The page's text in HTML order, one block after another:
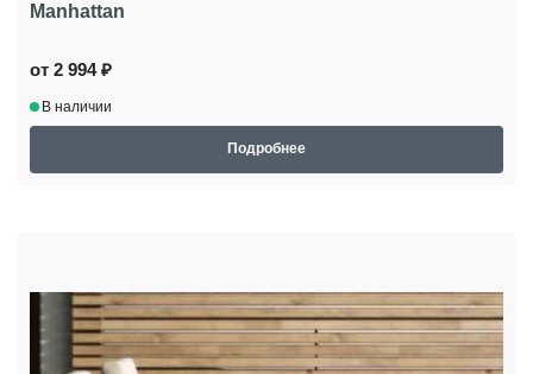
Manhattan
от 2 994 ₽
В наличии
Подробнее